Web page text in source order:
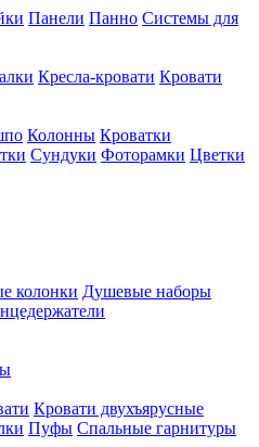
Панели Панно Системы для
Кресла-кровати Кровати
Колонны Кроватки
Сундуки Фоторамки Цветки
колонки Душевые наборы
Кровати двухъярусные
Пуфы Спальные гарнитуры